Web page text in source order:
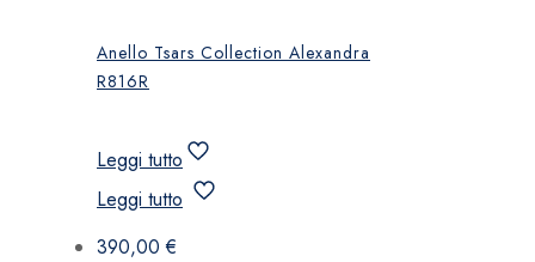
Anello Tsars Collection Alexandra
R816R
Leggi tutto
Leggi tutto
390,00€